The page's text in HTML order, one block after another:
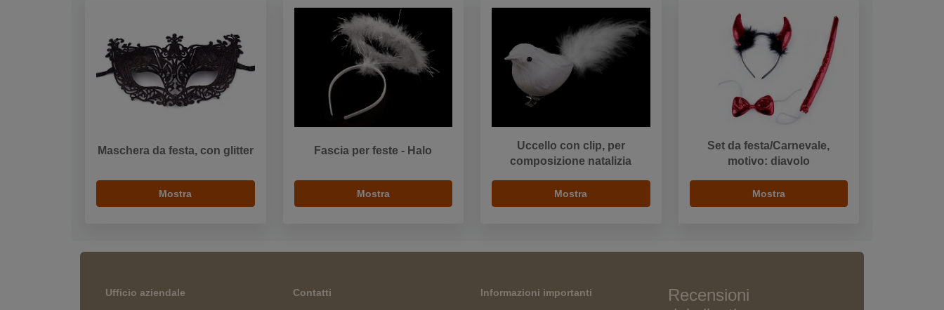
Maschera da festa, con glitter
Mostra
Fascia per feste - Halo
Mostra
Uccello con clip, per
composizione natalizia
Mostra
Set da festa/Carnevale,
motivo: diavolo
Mostra
Ufficio aziendale Contatti Informazioni importanti
Recensioni